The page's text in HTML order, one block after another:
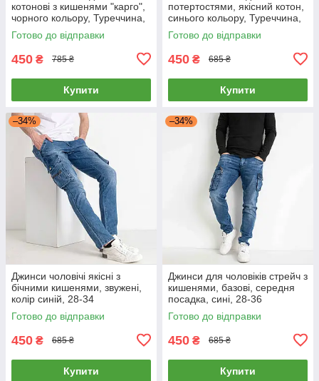
котонові з кишенями "карго",
чорного кольору, Туреччина,
28-36
Готово до відправки
450 ₴ 785 ₴
Купити
потертостями, якісний котон,
синього кольору, Туреччина,
29
Готово до відправки
450 ₴ 685 ₴
Купити
–34%
Джинси чоловічі якісні з
бічними кишенями, звужені,
колір синій, 28-34
Готово до відправки
450 ₴ 685 ₴
Купити
–34%
Джинси для чоловіків стрейч з
кишенями, базові, середня
посадка, сині, 28-36
Готово до відправки
450 ₴ 685 ₴
Купити